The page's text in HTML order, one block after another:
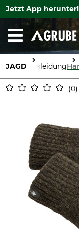
Jetzt App
JAGD Bekleidung
0